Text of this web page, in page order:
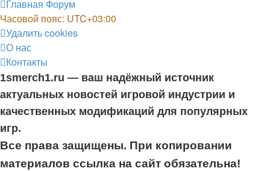
Главная Форум
Часовой пояс: UTC+03:00
Удалить cookies
О нас
Контакты
1smerch1.ru — ваш надёжный источник
актуальных новостей игровой индустрии и
качественных модификаций для популярных
игр.
Все права защищены. При копировании
материалов ссылка на сайт обязательна!